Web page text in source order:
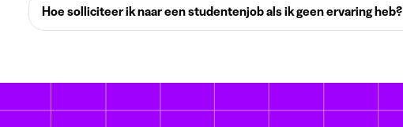
Hoe solliciteer ik naar een studentenjob als ik geen ervaring heb?